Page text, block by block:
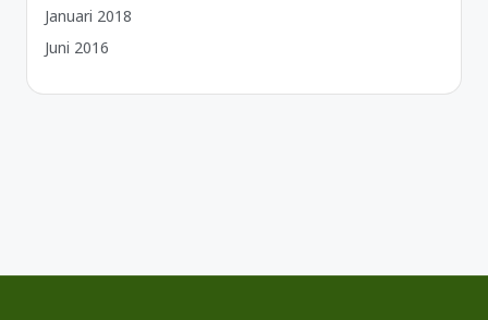
Januari 2018
Juni 2016